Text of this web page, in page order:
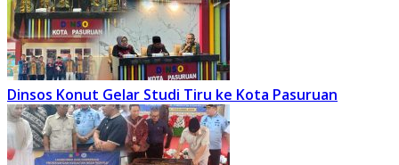
Dinsos Konut Gelar Studi Tiru ke Kota Pasuruan